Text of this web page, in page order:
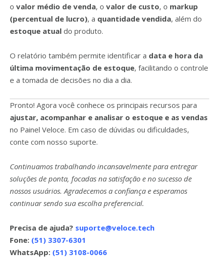
o valor médio de venda, o valor de custo, o markup
(percentual de lucro), a quantidade vendida, além do
estoque atual do produto.
O relatório também permite identificar a data e hora da
última movimentação de estoque, facilitando o controle
e a tomada de decisões no dia a dia.
Pronto! Agora você conhece os principais recursos para
ajustar, acompanhar e analisar o estoque e as vendas
no Painel Veloce. Em caso de dúvidas ou dificuldades,
conte com nosso suporte.
Continuamos trabalhando incansavelmente para entregar
soluções de ponta, focadas na satisfação e no sucesso de
nossos usuários. Agradecemos a confiança e esperamos
continuar sendo sua escolha preferencial.
Precisa de ajuda? suporte@veloce.tech
Fone: (51) 3307-6301
WhatsApp: (51) 3108-0066